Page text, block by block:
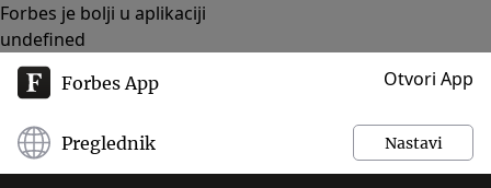
Forbes je bolji u aplikaciji
undefined
Forbes App Otvori App
Preglednik Nastavi